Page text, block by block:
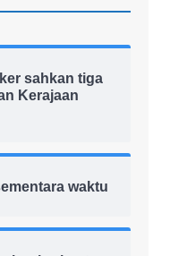
sahkan tiga
Kerajaan
waktu